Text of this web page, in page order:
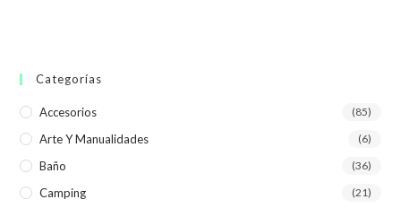
Categorías
Accesorios (85)
Arte Y Manualidades (6)
Baño (36)
Camping (21)